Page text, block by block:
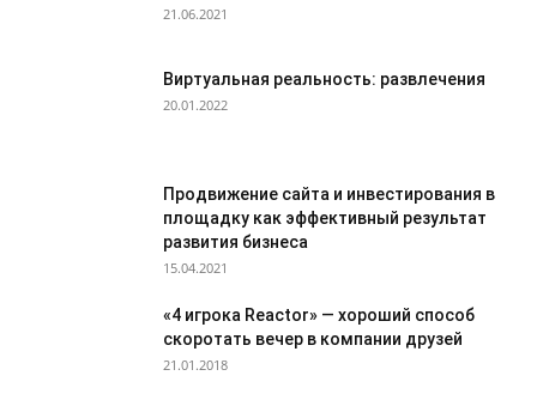
21.06.2021
Виртуальная реальность: развлечения
20.01.2022
Продвижение сайта и инвестирования в
площадку как эффективный результат
развития бизнеса
15.04.2021
«4 игрока Reactor» — хороший способ
скоротать вечер в компании друзей
21.01.2018